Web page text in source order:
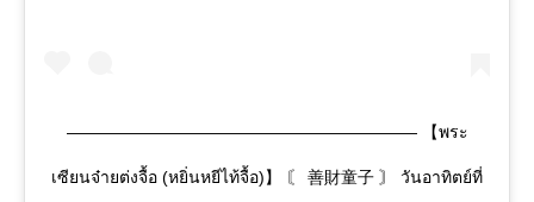
————————————————————— 【พระ
เซียนจ๋ายต่งจื้อ (หยิ่นหยีไท้จื้อ)】 〘 善財童子 〙 วันอาทิตย์ที่